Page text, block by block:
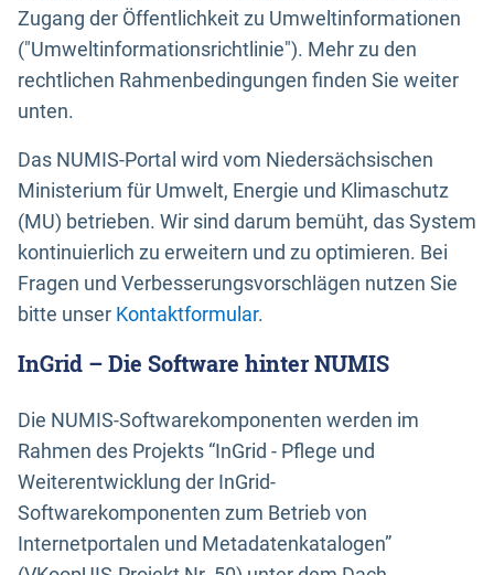
Zugang der Öffentlichkeit zu Umweltinformationen
("Umweltinformationsrichtlinie"). Mehr zu den
rechtlichen Rahmenbedingungen finden Sie weiter
unten.
Das NUMIS-Portal wird vom Niedersächsischen
Ministerium für Umwelt, Energie und Klimaschutz
(MU) betrieben. Wir sind darum bemüht, das System
kontinuierlich zu erweitern und zu optimieren. Bei
Fragen und Verbesserungsvorschlägen nutzen Sie
bitte unser Kontaktformular.
InGrid – Die Software hinter NUMIS
Die NUMIS-Softwarekomponenten werden im
Rahmen des Projekts “InGrid - Pflege und
Weiterentwicklung der InGrid-
Softwarekomponenten zum Betrieb von
Internetportalen und Metadatenkatalogen”